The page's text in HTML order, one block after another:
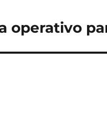
operativo